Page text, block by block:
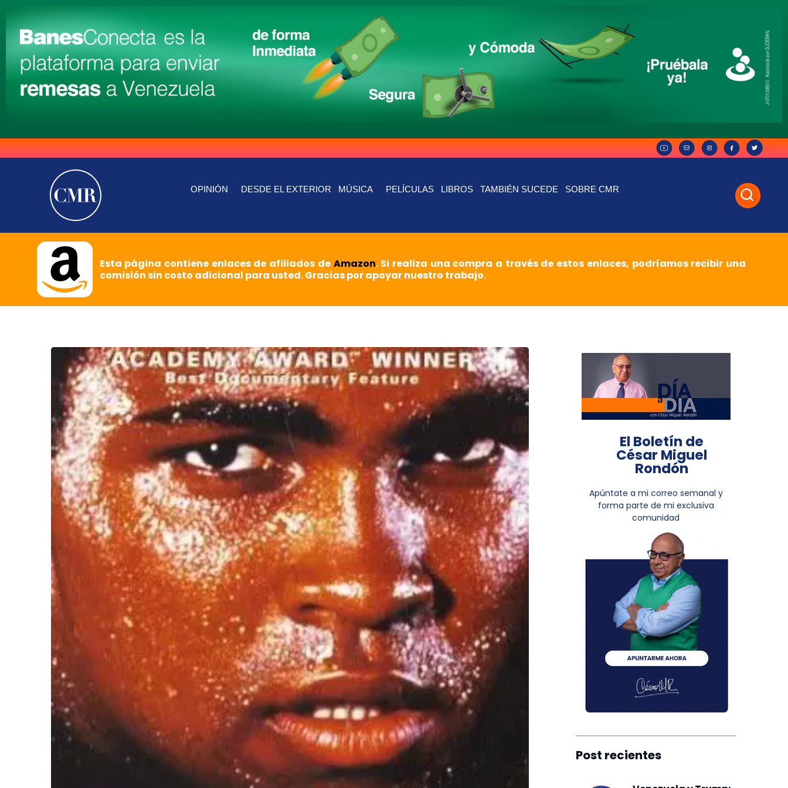
OPINIÓN DESDE EL EXTERIOR MÚSICA PELÍCULAS LIBROS TAMBIÉN SUCEDE SOBRE CMR
Esta página contiene enlaces de afiliados de Amazon. Si realiza una compra a través de estos enlaces, podríamos recibir una
comisión sin costo adicional para usted. Gracias por apoyar nuestro trabajo.
El Boletín de
César Miguel
Rondón
Apúntate a mi correo semanal y
forma parte de mi exclusiva
comunidad
Post recientes